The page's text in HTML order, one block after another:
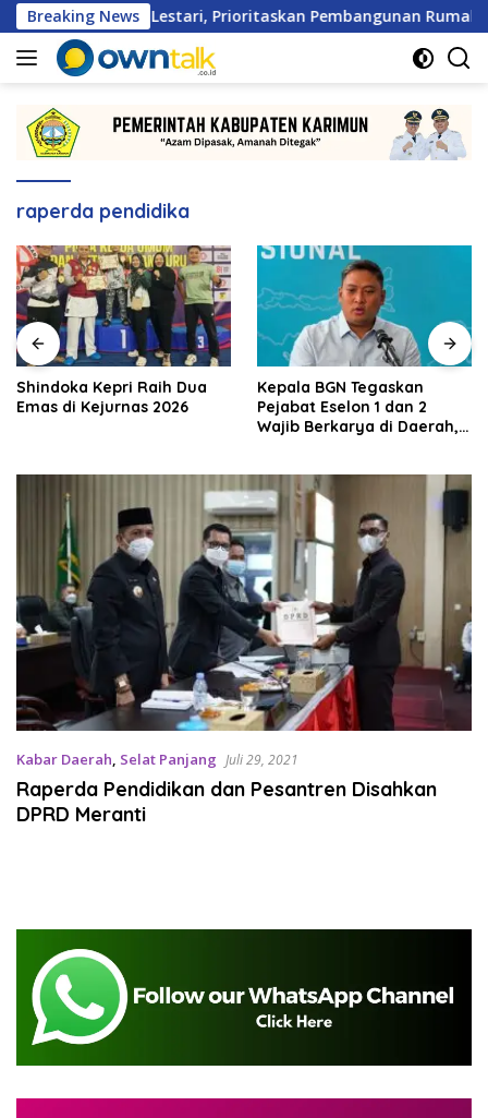
Langsung
ke
konten
Breaking News
Patam Lestari, Prioritaskan Pembangunan Rumah Ibadah
raperda pendidika
Shindoka Kepri Raih Dua
Emas di Kejurnas 2026
Kepala BGN Tegaskan
Pejabat Eselon 1 dan 2
Wajib Berkarya di Daerah,
Kabar Daerah, Selat Panjang Juli 29, 2021
Raperda Pendidikan dan Pesantren Disahkan
DPRD Meranti